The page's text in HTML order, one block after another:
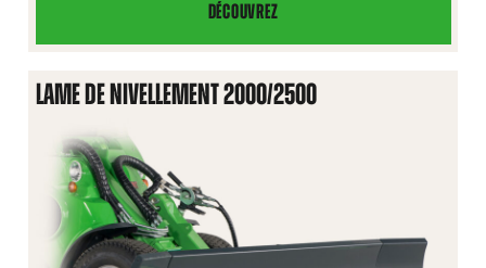
DÉCOUVREZ
LAME
DE
NIVELLEMENT
1400
LAME DE NIVELLEMENT 2000/2500